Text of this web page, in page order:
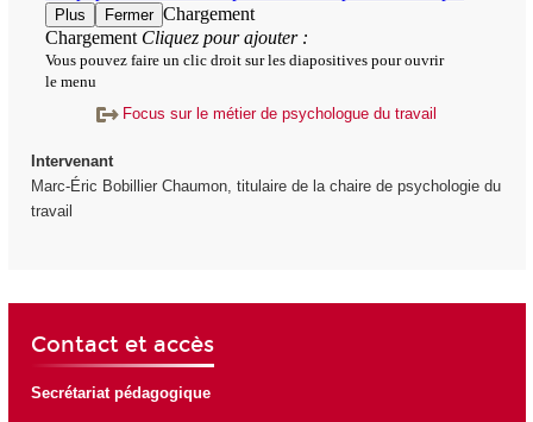
Focus sur le métier de psychologue du travail
Intervenant
Marc-Éric Bobillier Chaumon, titulaire de la chaire de psychologie du
travail
Contact et accès
Secrétariat pédagogique